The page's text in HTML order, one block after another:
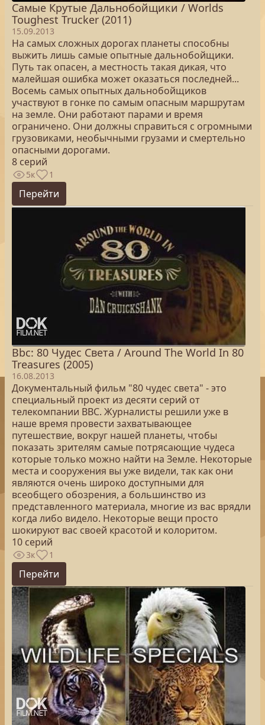
Самые Крутые Дальнобойщики / Worlds
Toughest Trucker (2011)
15.09.2013
На самых сложных дорогах планеты способны
выжить лишь самые опытные дальнобойщики.
Путь так опасен, а местность такая дикая, что
малейшая ошибка может оказаться последней...
Восемь самых опытных дальнобойщиков
участвуют в гонке по самым опасным маршрутам
на земле. Они работают парами и время
ограничено. Они должны справиться с огромными
грузовиками, необычными грузами и смертельно
опасными дорогами.
8 серий
5к 1
Перейти
Bbc: 80 Чудес Света / Around The World In 80
Treasures (2005)
16.08.2013
Документальный фильм "80 чудес света" - это
специальный проект из десяти серий от
телекомпании ВВС. Журналисты решили уже в
наше время провести захватывающее
путешествие, вокруг нашей планеты, чтобы
показать зрителям самые потрясающие чудеса
которые только можно найти на Земле. Некоторые
места и сооружения вы уже видели, так как они
являются очень широко доступными для
всеобщего обозрения, а большинство из
представленного материала, многие из вас врядли
когда либо видело. Некоторые вещи просто
шокируют вас своей красотой и колоритом.
10 серий
3к 1
Перейти